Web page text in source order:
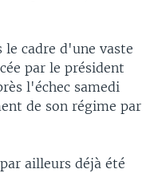
le cadre d'une vaste
par le président
l'échec samedi
de son régime par
ailleurs déjà été